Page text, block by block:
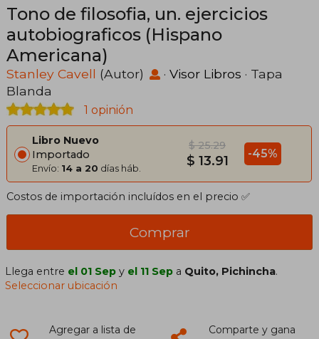
Tono de filosofia, un. ejercicios
autobiograficos (Hispano
Americana)
Stanley Cavell (Autor) · Visor Libros · Tapa
Blanda
1 opinión
Libro Nuevo
Importado
Envío: 14 a 20 días háb.
$ 25.29
$ 13.91 -45%
Costos de importación incluídos en el precio ✅
Comprar
Llega entre el 01 Sep y el 11 Sep a Quito, Pichincha.
Seleccionar ubicación
Agregar a lista de
Comparte y gana